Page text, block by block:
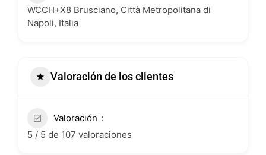
WCCH+X8 Brusciano, Città Metropolitana di
Napoli, Italia
Valoración de los clientes
Valoración
5 / 5 de 107 valoraciones